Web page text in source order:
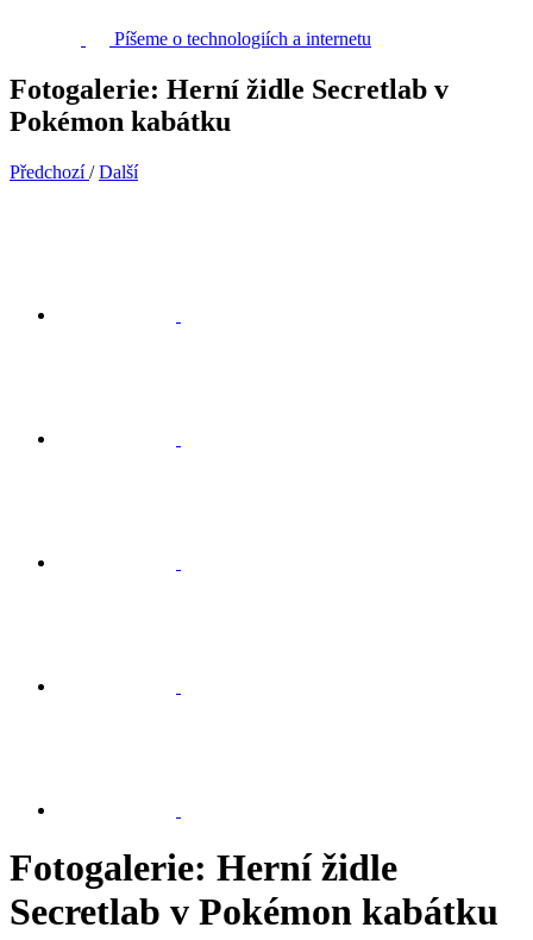
Píšeme o technologiích a internetu
Fotogalerie: Herní židle Secretlab v
Pokémon kabátku
Předchozí / Další
Fotogalerie: Herní židle
Secretlab v Pokémon kabátku